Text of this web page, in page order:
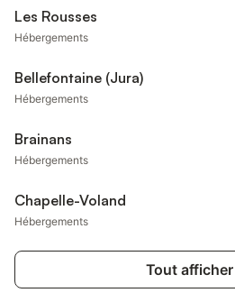
Les Rousses
Hébergements
Bellefontaine (Jura)
Hébergements
Brainans
Hébergements
Chapelle-Voland
Hébergements
Tout afficher